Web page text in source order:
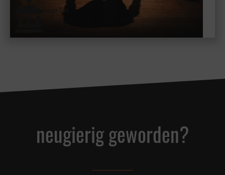
kleiner Saal
neugierig geworden?